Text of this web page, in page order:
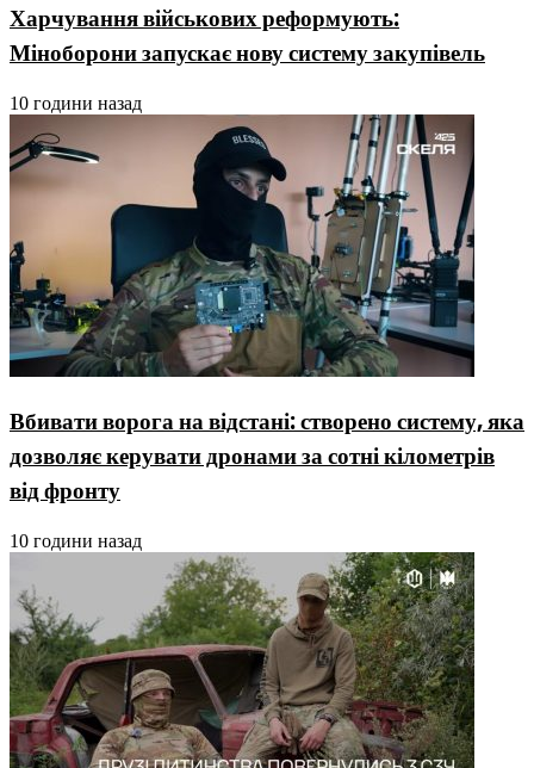
Харчування військових реформують:
Міноборони запускає нову систему закупівель
10 години назад
Вбивати ворога на відстані: створено систему, яка
дозволяє керувати дронами за сотні кілометрів
від фронту
10 години назад